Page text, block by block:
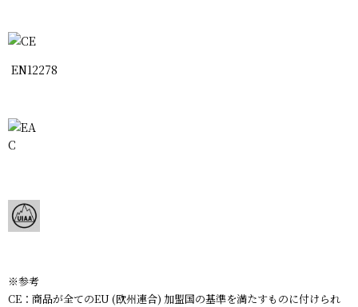
EN12278
※参考
CE：商品が全てのEU (欧州連合) 加盟国の基準を満たすものに付けられ